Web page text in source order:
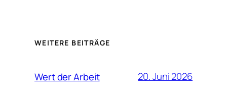
WEITERE BEITRÄGE
Wert der Arbeit 20. Juni 2026